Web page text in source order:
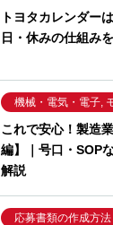
トヨタカレンダー
日・休みの仕組み
機械・電気・電子,
これで安心！製造
編】｜号口・SOP
解説
応募書類の作成方法